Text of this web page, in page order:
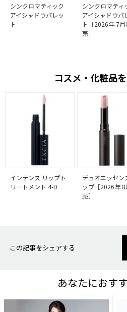
シンクロマティック
アイシャドウパレッ
ト
シンクロマティ
アイシャドウパ
ト［2026年 7月
売］
コスメ・化粧品
インテンス リップト
リートメント 4-D
デュオエッセン
ップ［2026年 8
売］
この記事をシェアする
あなたにおす